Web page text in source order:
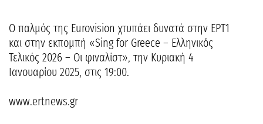
Ο παλμός της Eurovision χτυπάει δυνατά στην ΕΡΤ1
και στην εκπομπή «Sing for Greece – Ελληνικός
Τελικός 2026 – Οι φιναλίστ», την Κυριακή 4
Ιανουαρίου 2025, στις 19:00.
www.ertnews.gr